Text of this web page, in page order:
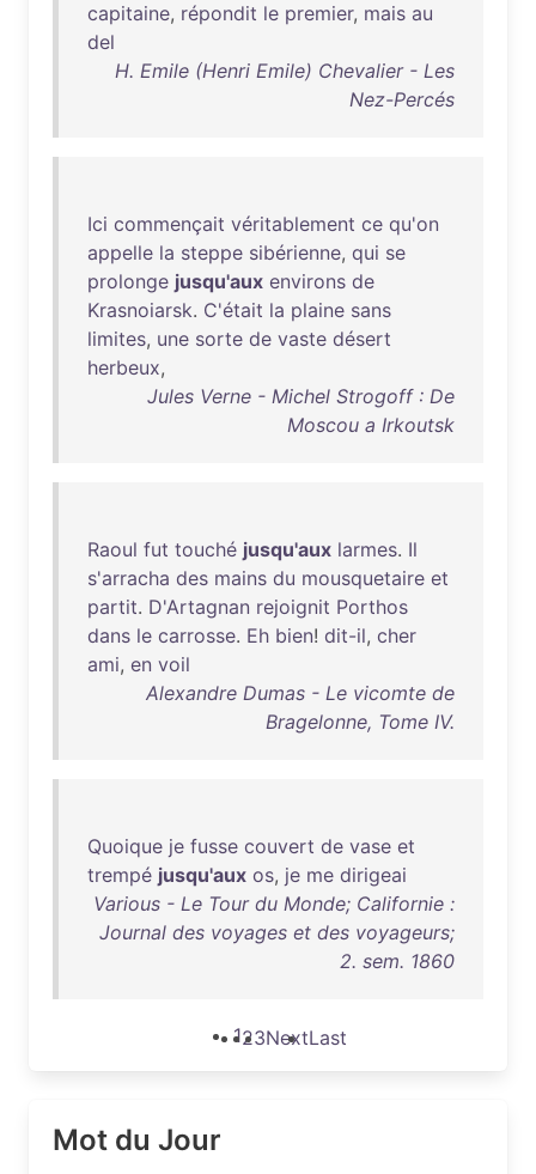
capitaine, répondit le premier, mais au
del
H. Emile (Henri Emile) Chevalier - Les
Nez-Percés
Ici commençait véritablement ce qu'on
appelle la steppe sibérienne, qui se
prolonge jusqu'aux environs de
Krasnoiarsk. C'était la plaine sans
limites, une sorte de vaste désert
herbeux,
Jules Verne - Michel Strogoff : De
Moscou a Irkoutsk
Raoul fut touché jusqu'aux larmes. Il
s'arracha des mains du mousquetaire et
partit. D'Artagnan rejoignit Porthos
dans le carrosse. Eh bien! dit-il, cher
ami, en voil
Alexandre Dumas - Le vicomte de
Bragelonne, Tome IV.
Quoique je fusse couvert de vase et
trempé jusqu'aux os, je me dirigeai
Various - Le Tour du Monde; Californie :
Journal des voyages et des voyageurs;
2. sem. 1860
123NextLast
Mot du Jour